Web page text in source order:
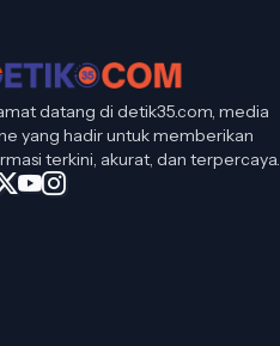
datang di detik35.com, media
yang hadir untuk memberikan
terkini, akurat, dan terpercaya.